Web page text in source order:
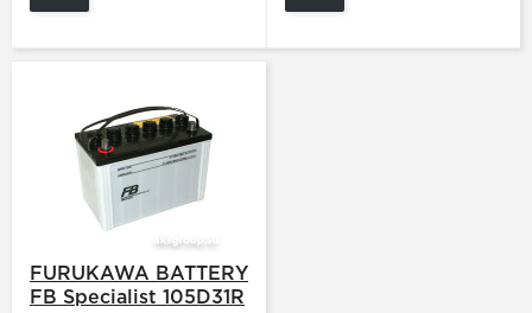
FURUKAWA BATTERY
FB Specialist 105D31R